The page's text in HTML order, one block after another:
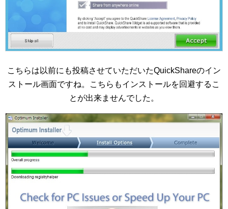
こちらは以前にも投稿させていただいたQuickShareのイン
ストール画面ですね。こちらもインストールを回避するこ
とが出来ませんでした。